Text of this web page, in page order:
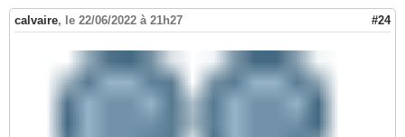
calvaire, le 22/06/2022 à 21h27 #24